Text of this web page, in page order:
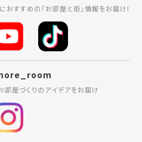
おすすめの「お部屋と街」情報をお届け!
部屋づくりのアイデアをお届け